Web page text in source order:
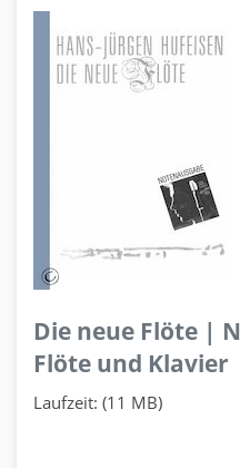
Die neue Flöte |
Flöte und Klavier
Laufzeit: (11 MB)